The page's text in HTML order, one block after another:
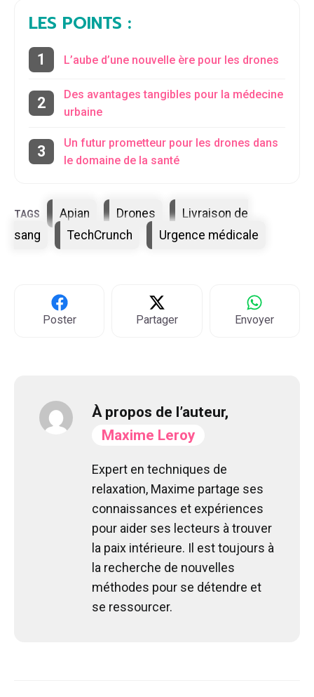
LES POINTS :
L’aube d’une nouvelle ère pour les drones
Des avantages tangibles pour la médecine
urbaine
Un futur prometteur pour les drones dans
le domaine de la santé
Étiquettes
Apian Drones
Livraison de
sang
TechCrunch Urgence médicale
Poster Partager Envoyer
À propos de l’auteur,
Maxime Leroy
Expert en techniques de
relaxation, Maxime partage ses
connaissances et expériences
pour aider ses lecteurs à trouver
la paix intérieure. Il est toujours à
la recherche de nouvelles
méthodes pour se détendre et
se ressourcer.